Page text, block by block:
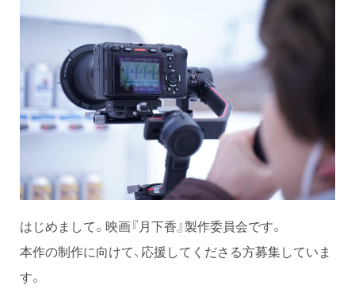
はじめまして。映画『月下香』製作委員会です。
本作の制作に向けて、応援してくださる方募集していま
す。